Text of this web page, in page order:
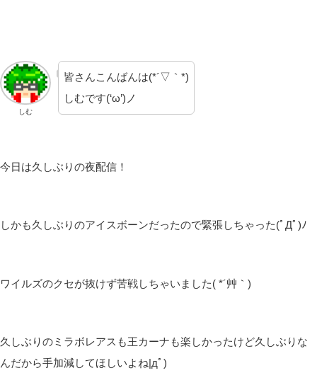
しむ
皆さんこんばんは(*´▽｀*)
しむです(‘ω’)ノ
今日は久しぶりの夜配信！
しかも久しぶりのアイスボーンだったので緊張しちゃった(ﾟДﾟ)ﾉ
ワイルズのクセが抜けず苦戦しちゃいました( *´艸｀)
久しぶりのミラボレアスも王カーナも楽しかったけど久しぶりな
んだから手加減してほしいよね|дﾟ)